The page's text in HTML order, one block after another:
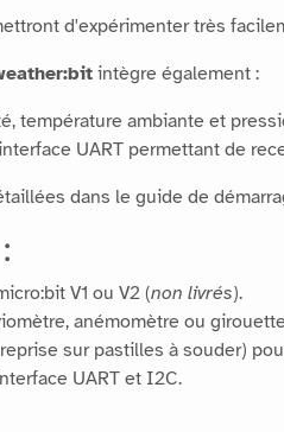
d'expérimenter très
intègre également :
température ambiante et
UART permettant de
dans le guide de
V1 ou V2 (non livrés).
anémomètre ou
sur pastilles à souder)
UART et I2C.